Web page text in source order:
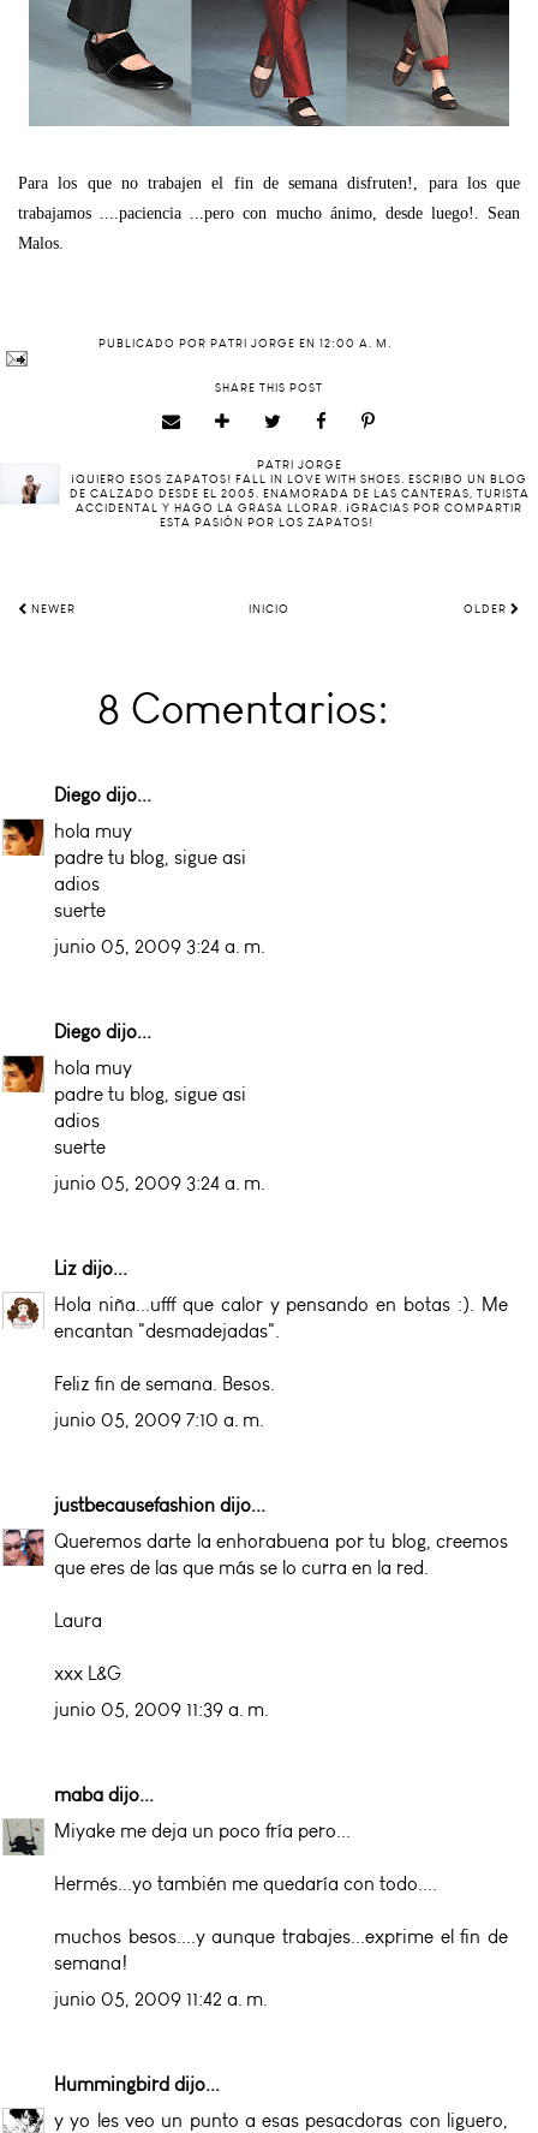
Para los que no trabajen el fin de semana disfruten!, para los que
trabajamos ....paciencia ...pero con mucho ánimo, desde luego!. Sean
Malos.
PUBLICADO POR PATRI JORGE EN 12:00 A. M.
SHARE THIS POST
PATRI JORGE
¡QUIERO ESOS ZAPATOS! FALL IN LOVE WITH SHOES. ESCRIBO UN BLOG
DE CALZADO DESDE EL 2005. ENAMORADA DE LAS CANTERAS, TURISTA
ACCIDENTAL Y HAGO LA GRASA LLORAR. ¡GRACIAS POR COMPARTIR
ESTA PASIÓN POR LOS ZAPATOS!
NEWER INICIO OLDER
8 Comentarios:
Diego dijo...
hola muy
padre tu blog, sigue asi
adios
suerte
junio 05, 2009 3:24 a. m.
Diego dijo...
hola muy
padre tu blog, sigue asi
adios
suerte
junio 05, 2009 3:24 a. m.
Liz dijo...
Hola niña...ufff que calor y pensando en botas :). Me
encantan "desmadejadas".
Feliz fin de semana. Besos.
junio 05, 2009 7:10 a. m.
justbecausefashion dijo...
Queremos darte la enhorabuena por tu blog, creemos
que eres de las que más se lo curra en la red.
Laura
xxx L&G
junio 05, 2009 11:39 a. m.
maba dijo...
Miyake me deja un poco fría pero...
Hermés...yo también me quedaría con todo....
muchos besos....y aunque trabajes...exprime el fin de
semana!
junio 05, 2009 11:42 a. m.
Hummingbird dijo...
y yo les veo un punto a esas pesacdoras con liguero,